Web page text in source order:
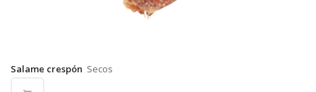
Salame crespón Secos